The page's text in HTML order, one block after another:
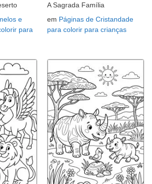
e
para
A Sagrada Família
em Páginas de Cristandade
para colorir para crianças